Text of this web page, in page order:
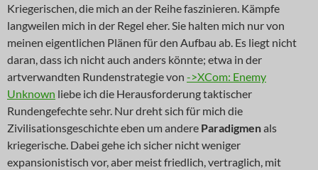
Kriegerischen, die mich an der Reihe faszinieren. Kämpfe
langweilen mich in der Regel eher. Sie halten mich nur von
meinen eigentlichen Plänen für den Aufbau ab. Es liegt nicht
daran, dass ich nicht auch anders könnte; etwa in der
artverwandten Rundenstrategie von ->XCom: Enemy
Unknown liebe ich die Herausforderung taktischer
Rundengefechte sehr. Nur dreht sich für mich die
Zivilisationsgeschichte eben um andere Paradigmenals
kriegerische. Dabei gehe ich sicher nicht weniger
expansionistisch vor, aber meist friedlich, vertraglich, mit